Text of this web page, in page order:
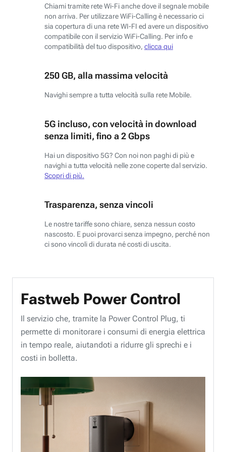
Chiami tramite rete Wi-Fi anche dove il segnale mobile
non arriva. Per utilizzare WiFi-Calling è necessario ci
sia copertura di una rete WI-FI ed avere un dispositivo
compatibile con il servizio WiFi-Calling. Per info e
compatibilità del tuo dispositivo, clicca qui
250 GB, alla massima velocità
Navighi sempre a tutta velocità sulla rete Mobile.
5G incluso, con velocità in download
senza limiti, fino a 2 Gbps
Hai un dispositivo 5G? Con noi non paghi di più e
navighi a tutta velocità nelle zone coperte dal servizio.
Scopri di più.
Trasparenza, senza vincoli
Le nostre tariffe sono chiare, senza nessun costo
nascosto. E puoi provarci senza impegno, perché non
ci sono vincoli di durata né costi di uscita.
Fastweb Power Control
Il servizio che, tramite la Power Control Plug, ti
permette di monitorare i consumi di energia elettrica
in tempo reale, aiutandoti a ridurre gli sprechi e i
costi in bolletta.